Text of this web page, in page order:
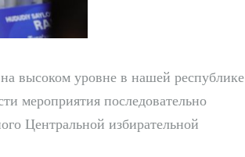
высоком уровне в нашей республике
мероприятия последовательно
Центральной избирательной